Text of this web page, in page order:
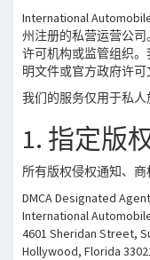
International
州注册的私营运营公司
许可机构或监管组织
明文件或官方政府许可
我们的服务仅用于私人
1. 指定版
所有版权侵权通知、商
DMCA Designated Agent
International
4601 Sheridan Street,
Hollywood, Florida